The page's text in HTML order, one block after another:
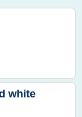
white